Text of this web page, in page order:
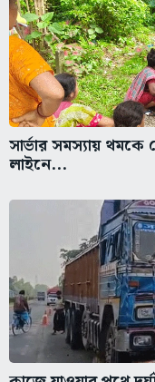
সার্ভার সমস্যায় থমকে
লাইনে...